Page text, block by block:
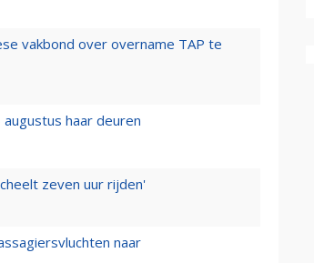
vakbond over overname TAP te
haar deuren
zeven uur rijden'
naar